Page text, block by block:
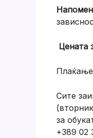
Цената
Сите
за
+389 02